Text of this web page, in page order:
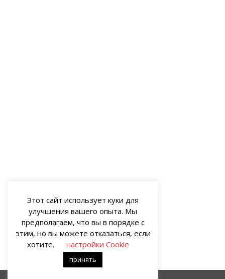
Этот сайт использует куки для
улучшения вашего опыта. Мы
предполагаем, что вы в порядке с
этим, но вы можете отказаться, если
хотите.
настройки Cookie
принять